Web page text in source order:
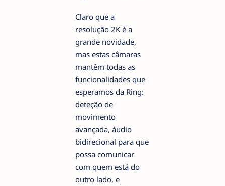
Claro que a
resolução 2K é a
grande novidade,
mas estas câmaras
mantêm todas as
funcionalidades que
esperamos da Ring:
deteção de
movimento
avançada, áudio
bidirecional para que
possa comunicar
com quem está do
outro lado, e